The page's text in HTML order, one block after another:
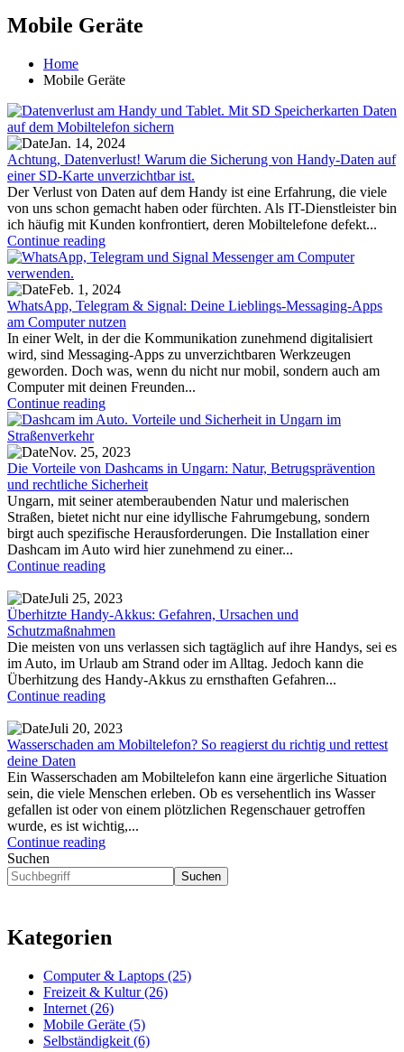
Mobile Geräte
Home
Mobile Geräte
Jan. 14, 2024
Achtung, Datenverlust! Warum die Sicherung von Handy-Daten auf
einer SD-Karte unverzichtbar ist.
Der Verlust von Daten auf dem Handy ist eine Erfahrung, die viele
von uns schon gemacht haben oder fürchten. Als IT-Dienstleister bin
ich häufig mit Kunden konfrontiert, deren Mobiltelefone defekt...
Continue reading
Feb. 1, 2024
WhatsApp, Telegram & Signal: Deine Lieblings-Messaging-Apps
am Computer nutzen
In einer Welt, in der die Kommunikation zunehmend digitalisiert
wird, sind Messaging-Apps zu unverzichtbaren Werkzeugen
geworden. Doch was, wenn du nicht nur mobil, sondern auch am
Computer mit deinen Freunden...
Continue reading
Nov. 25, 2023
Die Vorteile von Dashcams in Ungarn: Natur, Betrugsprävention
und rechtliche Sicherheit
Ungarn, mit seiner atemberaubenden Natur und malerischen
Straßen, bietet nicht nur eine idyllische Fahrumgebung, sondern
birgt auch spezifische Herausforderungen. Die Installation einer
Dashcam im Auto wird hier zunehmend zu einer...
Continue reading
Juli 25, 2023
Überhitzte Handy-Akkus: Gefahren, Ursachen und
Schutzmaßnahmen
Die meisten von uns verlassen sich tagtäglich auf ihre Handys, sei es
im Auto, im Urlaub am Strand oder im Alltag. Jedoch kann die
Überhitzung des Handy-Akkus zu ernsthaften Gefahren...
Continue reading
Juli 20, 2023
Wasserschaden am Mobiltelefon? So reagierst du richtig und rettest
deine Daten
Ein Wasserschaden am Mobiltelefon kann eine ärgerliche Situation
sein, die viele Menschen erleben. Ob es versehentlich ins Wasser
gefallen ist oder von einem plötzlichen Regenschauer getroffen
wurde, es ist wichtig,...
Continue reading
Suchen
Suchen
Kategorien
Computer & Laptops (25)
Freizeit & Kultur (26)
Internet (26)
Mobile Geräte (5)
Selbständigkeit (6)